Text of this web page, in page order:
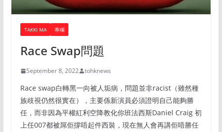
TAKKI MA 專欄
Race Swap問題
September 8, 2022 tohknews
Race swap白轉黑一向被人垢病，問題並非racist（雖然種
族歧視仍然很實在），主要係新演員必須證明自己能夠勝
任，而非因為平權紅利空降教化你班法西斯Daniel Craig 初
上任007都被屌佢撐唔起件西裝，現在無人會再講佢唔勝任